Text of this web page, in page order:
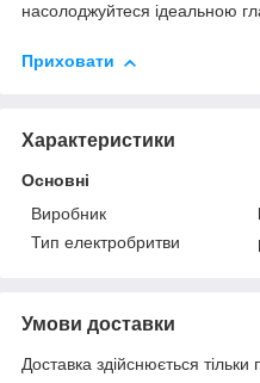
насолоджуйтеся ідеальною
Приховати
Характеристики
Основні
Виробник
Тип електробритви
Умови доставки
Доставка здійснюється тільки